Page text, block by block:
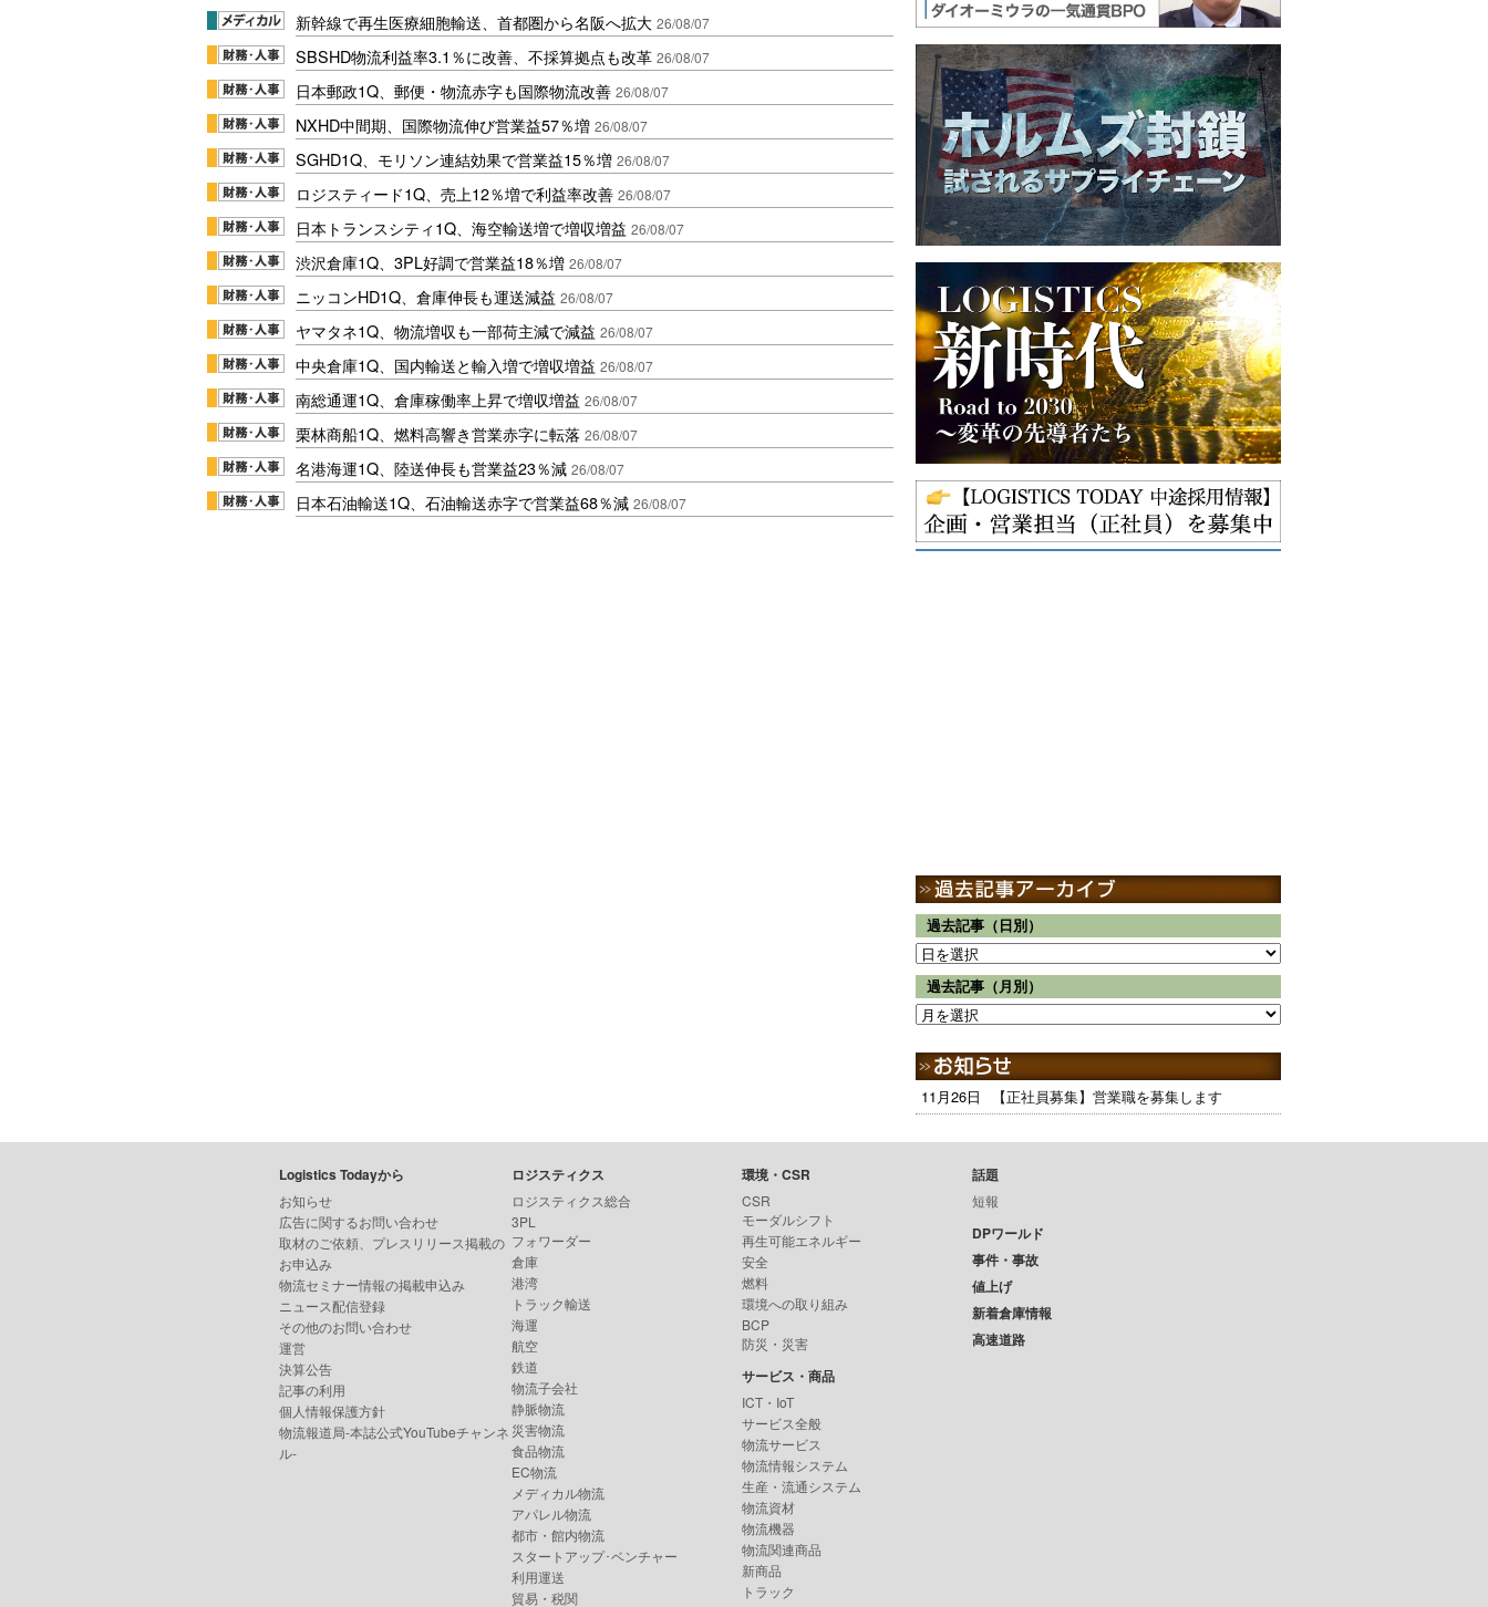
新幹線で再生医療細胞輸送、首都圏から名阪へ拡大 26/08/07
SBSHD物流利益率3.1％に改善、不採算拠点も改革 26/08/07
日本郵政1Q、郵便・物流赤字も国際物流改善 26/08/07
NXHD中間期、国際物流伸び営業益57％増 26/08/07
SGHD1Q、モリソン連結効果で営業益15％増 26/08/07
ロジスティード1Q、売上12％増で利益率改善 26/08/07
日本トランスシティ1Q、海空輸送増で増収増益 26/08/07
渋沢倉庫1Q、3PL好調で営業益18％増 26/08/07
ニッコンHD1Q、倉庫伸長も運送減益 26/08/07
ヤマタネ1Q、物流増収も一部荷主減で減益 26/08/07
中央倉庫1Q、国内輸送と輸入増で増収増益 26/08/07
南総通運1Q、倉庫稼働率上昇で増収増益 26/08/07
栗林商船1Q、燃料高響き営業赤字に転落 26/08/07
名港海運1Q、陸送伸長も営業益23％減 26/08/07
日本石油輸送1Q、石油輸送赤字で営業益68％減 26/08/07
過去記事（日別）
過去記事（月別）
11月26日 【正社員募集】営業職を募集します
Logistics Todayから
お知らせ
広告に関するお問い合わせ
取材のご依頼、プレスリリース掲載の
お申込み
物流セミナー情報の掲載申込み
ニュース配信登録
その他のお問い合わせ
運営
決算公告
記事の利用
個人情報保護方針
物流報道局-本誌公式YouTubeチャンネ
ル-
ロジスティクス
ロジスティクス総合
3PL
フォワーダー
倉庫
港湾
トラック輸送
海運
航空
鉄道
物流子会社
静脈物流
災害物流
食品物流
EC物流
メディカル物流
アパレル物流
都市・館内物流
スタートアップ･ベンチャー
利用運送
貿易・税関
環境・CSR
CSR
モーダルシフト
再生可能エネルギー
安全
燃料
環境への取り組み
BCP
防災・災害
サービス・商品
ICT・IoT
サービス全般
物流サービス
物流情報システム
生産・流通システム
物流資材
物流機器
物流関連商品
新商品
トラック
話題
短報
DPワールド
事件・事故
値上げ
新着倉庫情報
高速道路